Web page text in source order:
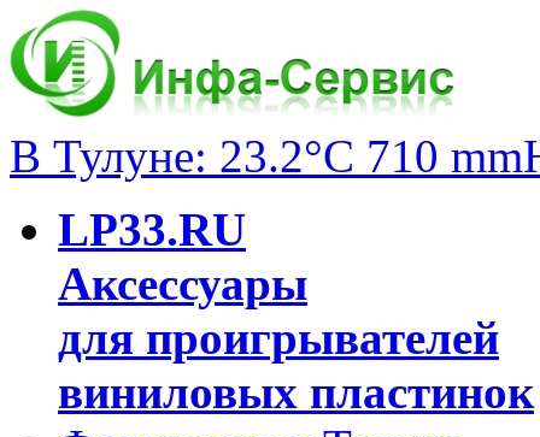
В Тулуне: 23.2°C 710
LP33.RU
Аксессуары
для проигрывателей
виниловых пластинок